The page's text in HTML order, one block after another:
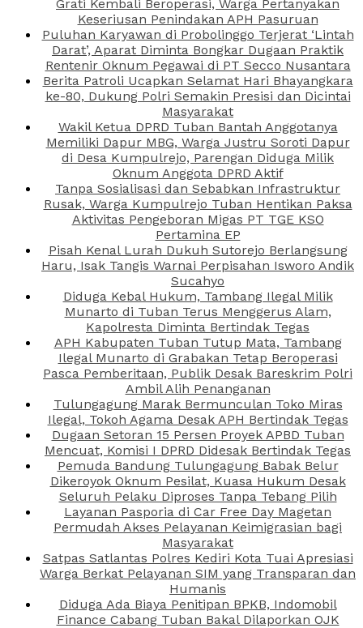
Grati Kembali Beroperasi, Warga Pertanyakan
Keseriusan Penindakan APH Pasuruan
Puluhan Karyawan di Probolinggo Terjerat ‘Lintah
Darat’, Aparat Diminta Bongkar Dugaan Praktik
Rentenir Oknum Pegawai di PT Secco Nusantara
Berita Patroli Ucapkan Selamat Hari Bhayangkara
ke-80, Dukung Polri Semakin Presisi dan Dicintai
Masyarakat
Wakil Ketua DPRD Tuban Bantah Anggotanya
Memiliki Dapur MBG, Warga Justru Soroti Dapur
di Desa Kumpulrejo, Parengan Diduga Milik
Oknum Anggota DPRD Aktif
Tanpa Sosialisasi dan Sebabkan Infrastruktur
Rusak, Warga Kumpulrejo Tuban Hentikan Paksa
Aktivitas Pengeboran Migas PT TGE KSO
Pertamina EP
Pisah Kenal Lurah Dukuh Sutorejo Berlangsung
Haru, Isak Tangis Warnai Perpisahan Isworo Andik
Sucahyo
Diduga Kebal Hukum, Tambang Ilegal Milik
Munarto di Tuban Terus Menggerus Alam,
Kapolresta Diminta Bertindak Tegas
APH Kabupaten Tuban Tutup Mata, Tambang
Ilegal Munarto di Grabakan Tetap Beroperasi
Pasca Pemberitaan, Publik Desak Bareskrim Polri
Ambil Alih Penanganan
Tulungagung Marak Bermunculan Toko Miras
Ilegal, Tokoh Agama Desak APH Bertindak Tegas
Dugaan Setoran 15 Persen Proyek APBD Tuban
Mencuat, Komisi I DPRD Didesak Bertindak Tegas
Pemuda Bandung Tulungagung Babak Belur
Dikeroyok Oknum Pesilat, Kuasa Hukum Desak
Seluruh Pelaku Diproses Tanpa Tebang Pilih
Layanan Pasporia di Car Free Day Magetan
Permudah Akses Pelayanan Keimigrasian bagi
Masyarakat
Satpas Satlantas Polres Kediri Kota Tuai Apresiasi
Warga Berkat Pelayanan SIM yang Transparan dan
Humanis
Diduga Ada Biaya Penitipan BPKB, Indomobil
Finance Cabang Tuban Bakal Dilaporkan OJK